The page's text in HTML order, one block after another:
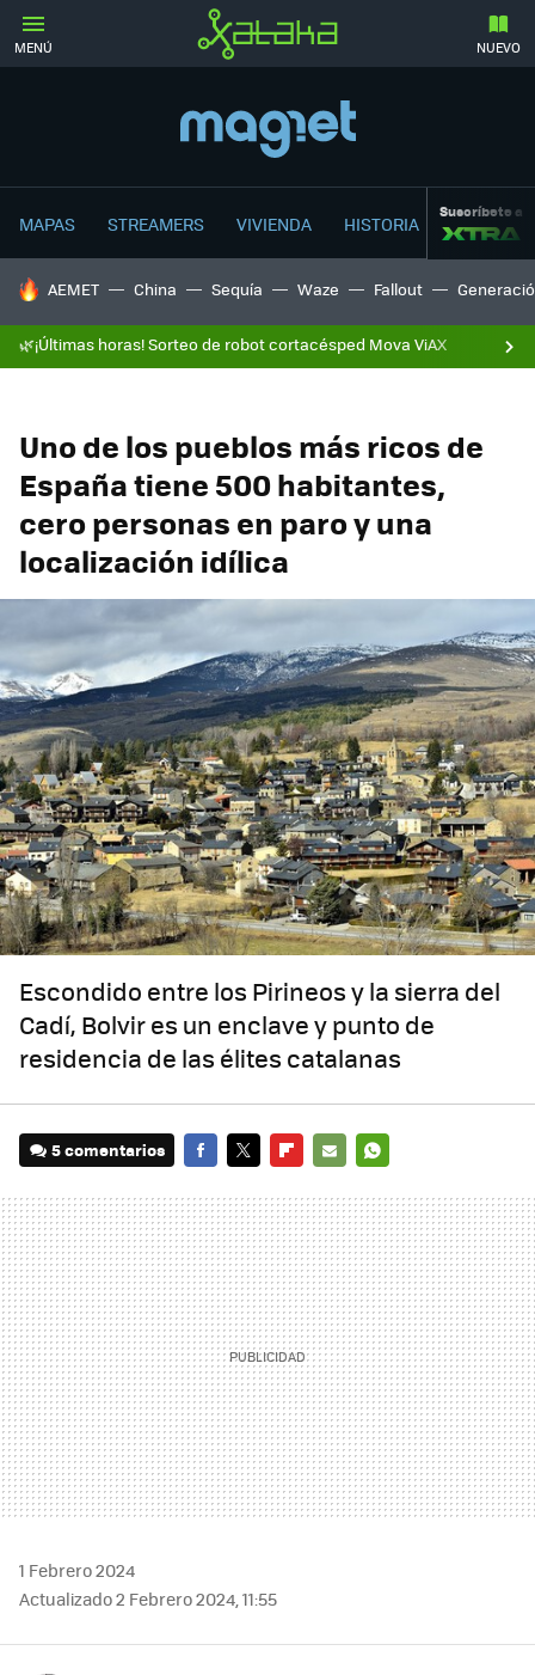
MENÚ NUEVO
MAPAS STREAMERS VIVIENDA HISTORIA Suscríbete a
HOY SE HABLA DE
AEMET China Sequía Waze Fallout
🌿¡Últimas horas! Sorteo de robot cortacésped Mova ViAX
Uno de los pueblos más ricos de
España tiene 500 habitantes,
cero personas en paro y una
localización idílica
Escondido entre los Pirineos y la sierra del
Cadí, Bolvir es un enclave y punto de
residencia de las élites catalanas
5 comentarios
MAIL
1 Febrero 2024
Actualizado 2 Febrero 2024, 11:55